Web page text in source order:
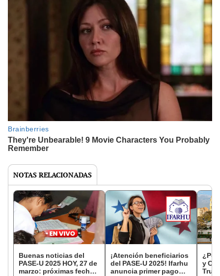
NOTAS RELACIONADAS
Buenas noticias del
PASE-U 2025 HOY, 27 de
marzo: próximas fechas
¡Atención beneficiarios
del PASE-U 2025! Ifarhu
anuncia primer pago
¿Por
y